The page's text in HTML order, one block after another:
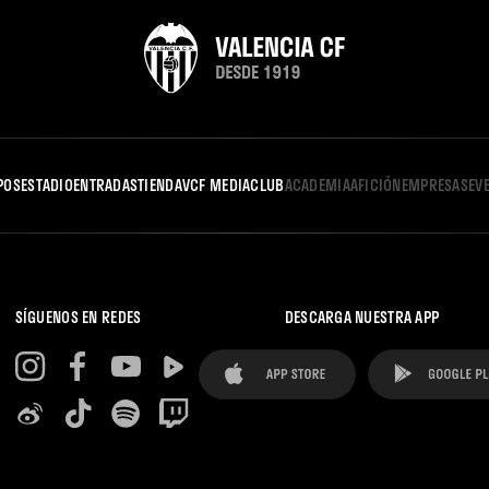
ESTADIOENTRADASTIENDAVCF MEDIACLUBACADEMIAAFICIÓNEMPRESAS
SÍGUENOS EN REDES DESCARGA NUESTRA APP